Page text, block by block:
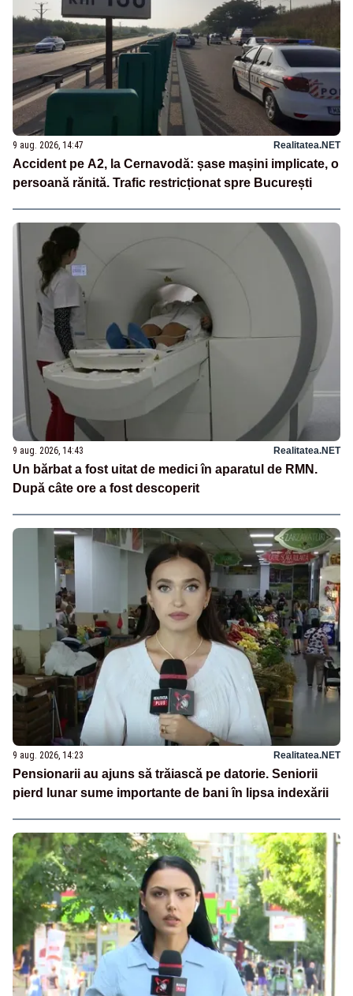
9 aug. 2026, 14:47 Realitatea.NET
Accident pe A2, la Cernavodă: șase mașini implicate, o
persoană rănită. Trafic restricționat spre București
9 aug. 2026, 14:43 Realitatea.NET
Un bărbat a fost uitat de medici în aparatul de RMN.
După câte ore a fost descoperit
9 aug. 2026, 14:23 Realitatea.NET
Pensionarii au ajuns să trăiască pe datorie. Seniorii
pierd lunar sume importante de bani în lipsa indexării